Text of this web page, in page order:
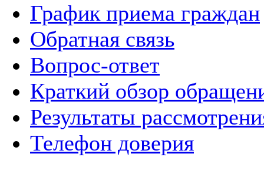
График приема граждан
Обратная связь
Вопрос-ответ
Краткий обзор
Результаты
Телефон доверия